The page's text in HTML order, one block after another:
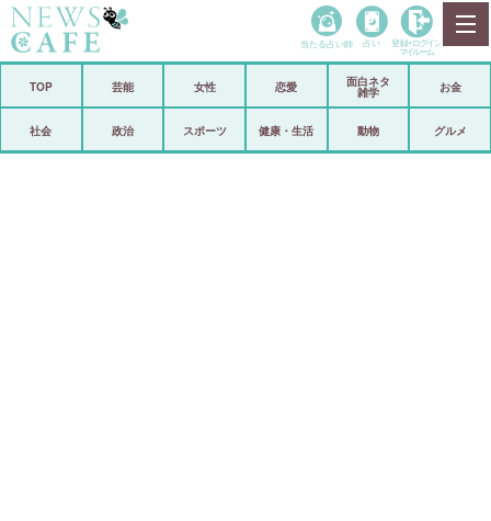
政治
当たる占い師 占い 登録• ログイン
マイルーム
TOP 芸能 女性 恋愛
面白ネタ
雑学
お金
社会 政治 スポーツ 健康・生活 動物 グルメ